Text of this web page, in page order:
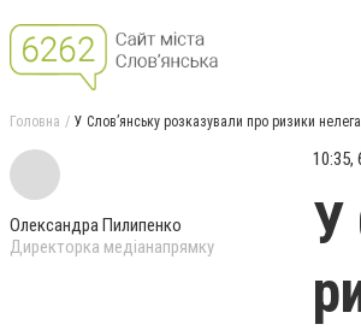
Головна У Слов’янську розказували про ризики
Олександра Пилипенко
Директорка медіанапрямку
10:35,
У